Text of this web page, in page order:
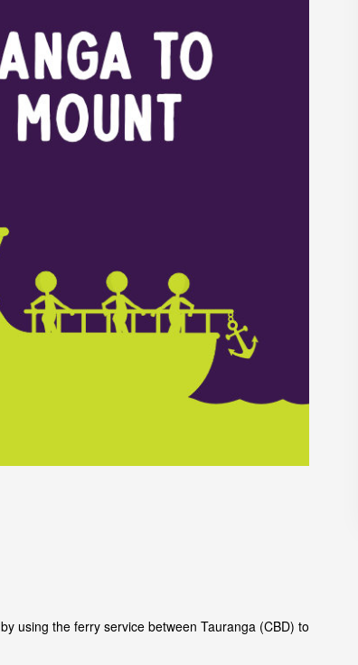
using the ferry service between Tauranga (CBD) to